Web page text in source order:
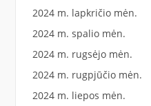
2024 m. lapkričio mėn.
2024 m. spalio mėn.
2024 m. rugsėjo mėn.
2024 m. rugpjūčio mėn.
2024 m. liepos mėn.